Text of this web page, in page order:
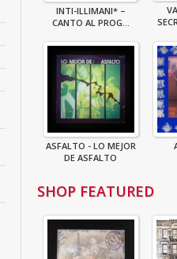
INTI-ILLIMANI* –
CANTO AL PROG...
ASFALTO - LO MEJOR
DE ASFALTO
SHOP FEATURED